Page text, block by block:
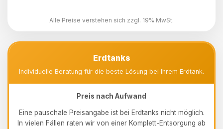
Alle Preise verstehen sich zzgl. 19% MwSt.
Erdtanks
Individuelle Beratung für die beste Lösung bei Ihrem Erdtank.
Preis nach Aufwand
Eine pauschale Preisangabe ist bei Erdtanks nicht möglich.
In vielen Fällen raten wir von einer Komplett-Entsorgung ab